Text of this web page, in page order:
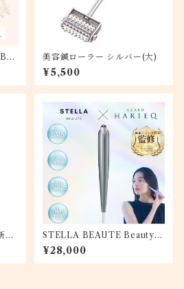
BI
美容鍼ローラー シルバー(大)
¥5,500
発
STELLA BEAUTE Beauty F
ace Stick 『Rin』｛グレー
（源氏鼠）｝
¥28,000